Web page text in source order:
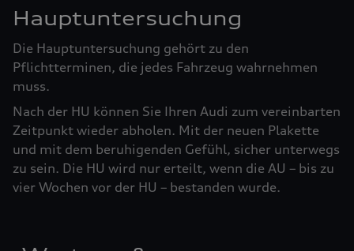
Hauptuntersuchung
Die Hauptuntersuchung gehört zu den
Pflichtterminen, die jedes Fahrzeug wahrnehmen
muss.
Nach der HU können Sie Ihren Audi zum vereinbarten
Zeitpunkt wieder abholen. Mit der neuen Plakette
und mit dem beruhigenden Gefühl, sicher unterwegs
zu sein. Die HU wird nur erteilt, wenn die AU – bis zu
vier ­Woch­en vor der HU – bestanden wurde.